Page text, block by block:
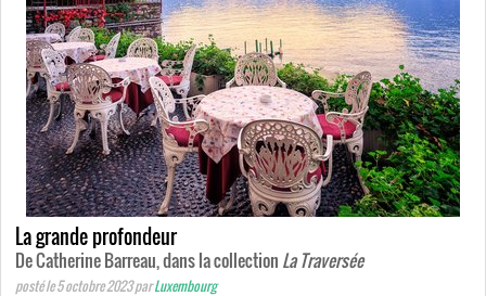
La grande profondeur
De Catherine Barreau, dans la collection La Traversée
posté le 5 octobre 2023parLuxembourg